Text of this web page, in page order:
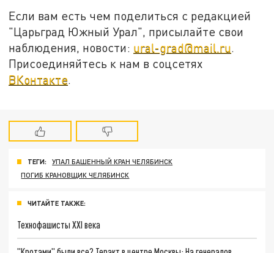
Если вам есть чем поделиться с редакцией
"Царьград Южный Урал", присылайте свои
наблюдения, новости: ural-grad@mail.ru.
Присоединяйтесь к нам в соцсетях
ВКонтакте.
ТЕГИ:
УПАЛ БАШЕННЫЙ КРАН ЧЕЛЯБИНСК
ПОГИБ КРАНОВЩИК ЧЕЛЯБИНСК
ЧИТАЙТЕ ТАКЖЕ:
Технофашисты XXI века